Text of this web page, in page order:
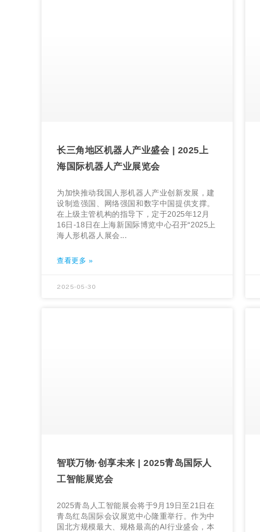
长三角地区机器人产业盛会 | 2025上
海国际机器人产业展览会
为加快推动我国人形机器人产业创新发展，建
设制造强国、网络强国和数字中国提供支撑。
在上级主管机构的指导下，定于2025年12月
16日-18日在上海新国际博览中心召开“2025上
海人形机器人展会...
查看更多 »
2025-05-30
智联万物·创享未来 | 2025青岛国际人
工智能展览会
2025青岛人工智能展会将于9月19日至21日在
青岛红岛国际会议展览中心隆重举行。作为中
国北方规模最大、规格最高的AI行业盛会，本